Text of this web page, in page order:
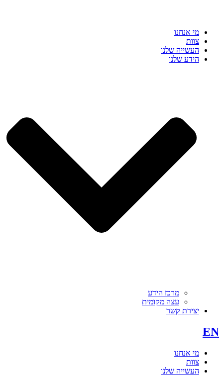
מי אנחנו
צוות
העשייה שלנו
הידע שלנו
מרכז הידע
עצה מקומית
יצירת קשר
EN
מי אנחנו
צוות
העשייה שלנו